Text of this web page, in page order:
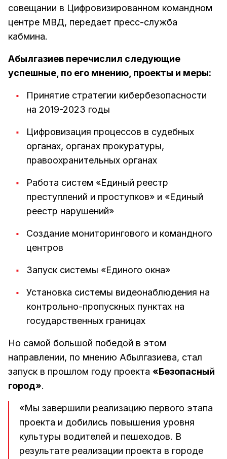
совещании в Цифровизированном командном
центре МВД, передает пресс-служба
кабмина.
Абылгазиев перечислил следующие
успешные, по его мнению, проекты и меры:
Принятие стратегии кибербезопасности
на 2019-2023 годы
Цифровизация процессов в судебных
органах, органах прокуратуры,
правоохранительных органах
Работа систем «Единый реестр
преступлений и проступков» и «Единый
реестр нарушений»
Создание мониторингового и командного
центров
Запуск системы «Единого окна»
Установка системы видеонаблюдения на
контрольно-пропускных пунктах на
государственных границах
Но самой большой победой в этом
направлении, по мнению Абылгазиева, стал
запуск в прошлом году проекта «Безопасный
город».
«Мы завершили реализацию первого этапа
проекта и добились повышения уровня
культуры водителей и пешеходов. В
результате реализации проекта в городе